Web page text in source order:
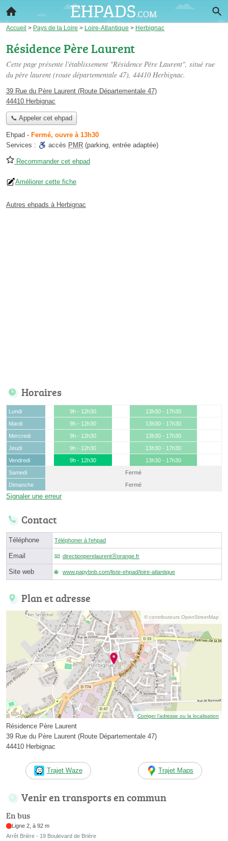
Accueil > Pays de la Loire > Loire-Atlantique > Herbignac
Résidence Père Laurent
Cette page présente l'établissement "Résidence Père Laurent", situé rue
du père laurent (route départementale 47), 44410 Herbignac.
39 Rue du Père Laurent (Route Départementale 47)
44410 Herbignac
📞 Appeler cet ehpad
Ehpad - Fermé, ouvre à 13h30
Services :
accès PMR (parking, entrée adaptée)
Recommander cet ehpad
Améliorer cette fiche
Autres ehpads à Herbignac
Horaires
Lundi 9h - 12h30
13h30 - 17h30
Mardi
9h - 12h30
13h30 - 17h30
Mercredi
9h - 12h30
13h30 - 17h30
Jeudi
9h - 12h30
13h30 - 17h30
Vendredi
9h - 12h30
13h30 - 17h30
Samedi
Fermé
Dimanche
Fermé
Signaler une erreur
Contact
Téléphone Téléphoner à l'ehpad
Email directionperelaurentⓐorange.fr
Site web www.papybnb.com/liste-ehpad/loire-atlantique
Plan et adresse
© contributeurs OpenStreetMap
Corriger l’adresse ou la localisation
Résidence Père Laurent
39 Rue du Père Laurent (Route Départementale 47)
44410 Herbignac
Trajet Waze Trajet Maps
Venir en transports en commun
En bus
Ligne 2, à 92 m
Arrêt Brière - 19 Boulevard de Brière